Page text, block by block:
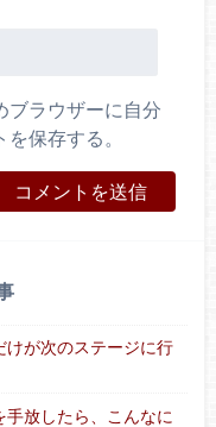
ブラウザーに自分
保存する。
けが次のステージに行
手放したら、こんなに